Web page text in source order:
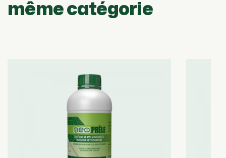
même catégorie